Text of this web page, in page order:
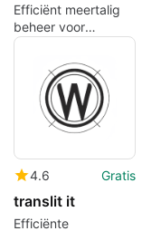
Efficiënt meertalig
beheer voor
WordPress
4.6 Gratis
translit it
Efficiënte